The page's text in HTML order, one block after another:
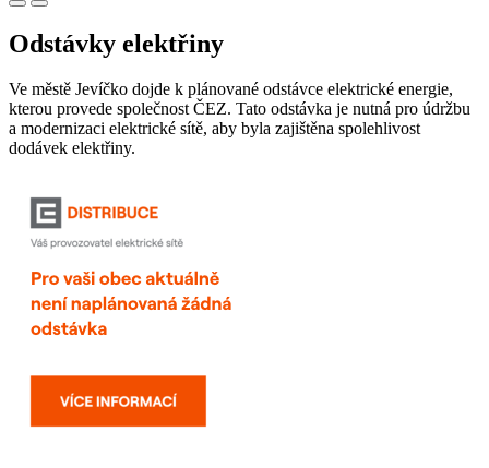
Odstávky elektřiny
Ve městě Jevíčko dojde k plánované odstávce elektrické energie,
kterou provede společnost ČEZ. Tato odstávka je nutná pro údržbu
a modernizaci elektrické sítě, aby byla zajištěna spolehlivost
dodávek elektřiny.